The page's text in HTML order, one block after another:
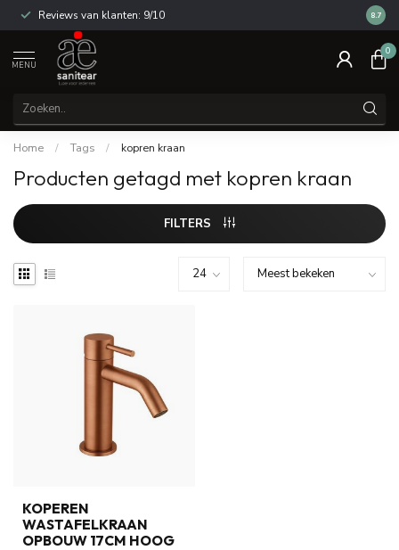
Reviews van klanten: 9/10 14
8.7
MENU
0
Home / Tags / kopren kraan
Producten getagd met kopren kraan
FILTERS
KOPEREN
WASTAFELKRAAN
OPBOUW 17CM HOOG